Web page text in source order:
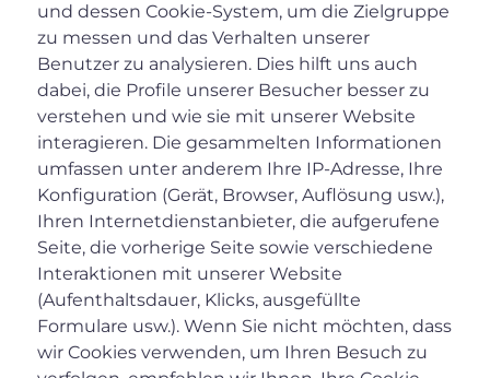
und dessen Cookie-System, um die Zielgruppe
zu messen und das Verhalten unserer
Benutzer zu analysieren. Dies hilft uns auch
dabei, die Profile unserer Besucher besser zu
verstehen und wie sie mit unserer Website
interagieren. Die gesammelten Informationen
umfassen unter anderem Ihre IP-Adresse, Ihre
Konfiguration (Gerät, Browser, Auflösung usw.),
Ihren Internetdienstanbieter, die aufgerufene
Seite, die vorherige Seite sowie verschiedene
Interaktionen mit unserer Website
(Aufenthaltsdauer, Klicks, ausgefüllte
Formulare usw.). Wenn Sie nicht möchten, dass
wir Cookies verwenden, um Ihren Besuch zu